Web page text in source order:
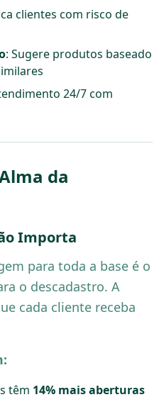
clientes com risco de
: Sugere produtos baseado
24/7 com
da
Importa
para toda a base é o
o descadastro. A
cada cliente receba
têm 14% mais aberturas